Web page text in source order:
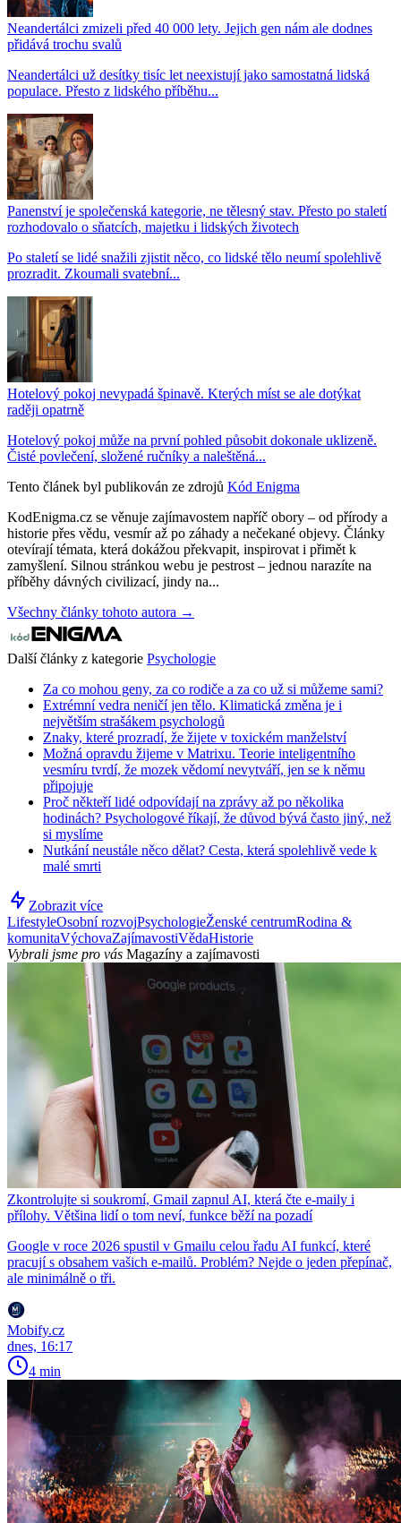
Neandertálci zmizeli před 40 000 lety. Jejich gen nám ale dodnes
přidává trochu svalů
Neandertálci už desítky tisíc let neexistují jako samostatná lidská
populace. Přesto z lidského příběhu...
Panenství je společenská kategorie, ne tělesný stav. Přesto po staletí
rozhodovalo o sňatcích, majetku i lidských životech
Po staletí se lidé snažili zjistit něco, co lidské tělo neumí spolehlivě
prozradit. Zkoumali svatební...
Hotelový pokoj nevypadá špinavě. Kterých míst se ale dotýkat
raději opatrně
Hotelový pokoj může na první pohled působit dokonale uklizeně.
Čisté povlečení, složené ručníky a naleštěná...
Tento článek byl publikován ze zdrojů Kód Enigma
KodEnigma.cz se věnuje zajímavostem napříč obory – od přírody a
historie přes vědu, vesmír až po záhady a nečekané objevy. Články
otevírají témata, která dokážou překvapit, inspirovat i přimět k
zamyšlení. Silnou stránkou webu je pestrost – jednou narazíte na
příběhy dávných civilizací, jindy na...
Všechny články tohoto autora →
Další články z kategorie Psychologie
Za co mohou geny, za co rodiče a za co už si můžeme sami?
Extrémní vedra neničí jen tělo. Klimatická změna je i
největším strašákem psychologů
Znaky, které prozradí, že žijete v toxickém manželství
Možná opravdu žijeme v Matrixu. Teorie inteligentního
vesmíru tvrdí, že mozek vědomí nevytváří, jen se k němu
připojuje
Proč někteří lidé odpovídají na zprávy až po několika
hodinách? Psychologové říkají, že důvod bývá často jiný, než
si myslíme
Nutkání neustále něco dělat? Cesta, která spolehlivě vede k
malé smrti
Zobrazit více
LifestyleOsobní rozvojPsychologieŽenské centrumRodina &
komunitaVýchovaZajímavostiVědaHistorie
Vybrali jsme pro vás Magazíny a zajímavosti
Zkontrolujte si soukromí, Gmail zapnul AI, která čte e-maily i
přílohy. Většina lidí o tom neví, funkce běží na pozadí
Google v roce 2026 spustil v Gmailu celou řadu AI funkcí, které
pracují s obsahem vašich e-mailů. Problém? Nejde o jeden přepínač,
ale minimálně o tři.
Mobify.cz
dnes, 16:17
4 min